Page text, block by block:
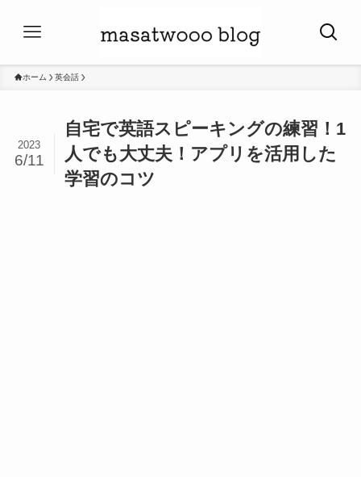
ホーム 英会話
自宅で英語スピーキングの練習！1
人でも大丈夫！アプリを活用した
学習のコツ
2023
6/11